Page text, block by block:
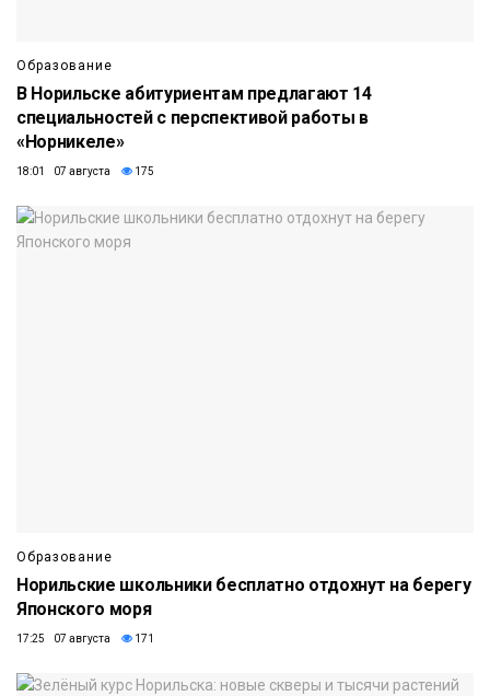
Образование
В Норильске абитуриентам предлагают 14
специальностей с перспективой работы в
«Норникеле»
18:01 07 августа 175
Образование
Норильские школьники бесплатно отдохнут на берегу
Японского моря
17:25 07 августа 171